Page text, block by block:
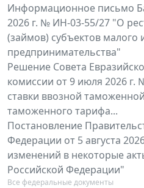
Информационное письмо
2026 г. № ИН-03-55/27 "О
(займов) субъектов малого
предпринимательства"
Решение Совета
комиссии от 9 июля 2026 г.
ставки ввозной
таможенного тарифа...
Постановление
Федерации от 5 августа
изменений в некоторые
Российской Федерации"
Все федеральные документы